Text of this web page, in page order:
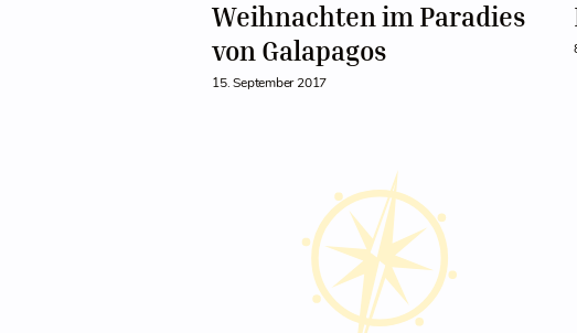
Weihnachten im Paradies
von Galapagos
15. September 2017